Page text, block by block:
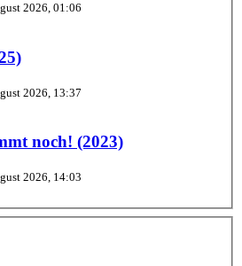
2026, 01:06
2026, 13:37
noch! (2023)
2026, 14:03